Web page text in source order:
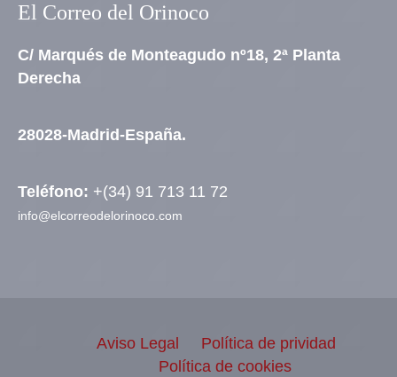
El Correo del Orinoco
C/ Marqués de Monteagudo nº18, 2ª Planta
Derecha
28028-Madrid-España.
Teléfono: +(34) 91 713 11 72
info@elcorreodelorinoco.com
Aviso Legal
Política de prividad
Política de cookies